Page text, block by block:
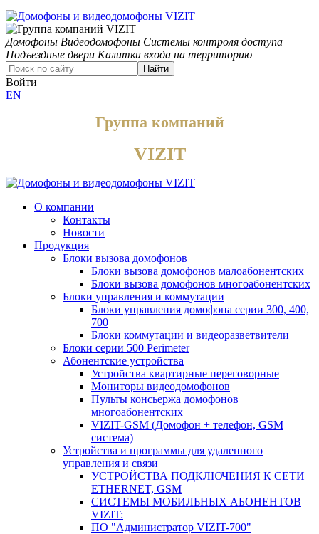
Домофоны Видеодомофоны Системы контроля доступа
Подъездные двери Калитки входа на территорию
Найти
Войти
EN
Группа компаний
VIZIT
О компании
Контакты
Новости
Продукция
Блоки вызова домофонов
Блоки вызова домофонов малоабонентских
Блоки вызова домофонов многоабонентских
Блоки управления и коммутации
Блоки управления домофона серии 300, 400,
700
Блоки коммутации и видеоразветвители
Блоки серии 500 Perimeter
Абонентские устройства
Устройства квартирные переговорные
Мониторы видеодомофонов
Пульты консьержа домофонов
многоабонентских
VIZIT-GSM (Домофон + телефон, GSM
система)
Устройства и программы для удаленного
управления и связи
УСТРОЙСТВА ПОДКЛЮЧЕНИЯ К СЕТИ
ETHERNET, GSM
CИСТЕМЫ МОБИЛЬНЫХ АБОНЕНТОВ
VIZIT:
ПО "Администратор VIZIT-700"